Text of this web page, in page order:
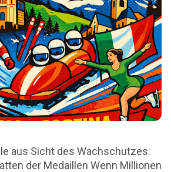
aus Sicht des Wachschutzes:
der Medaillen Wenn Millionen